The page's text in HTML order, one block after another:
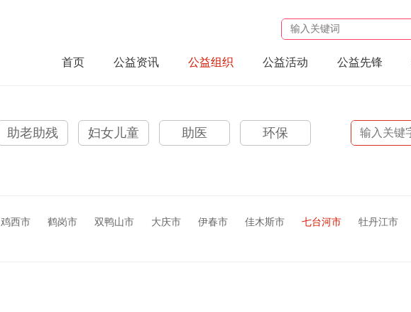
首页 公益资讯 公益组织 公益活动 公益先锋
助老助残 妇女儿童 助医 环保
鸡西市 鹤岗市 双鸭山市 大庆市 伊春市 佳木斯市 七台河市 牡丹江市